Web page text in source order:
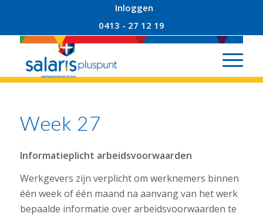
Inloggen
0413 - 27 12 19
Week 27
Informatieplicht arbeidsvoorwaarden
Werkgevers zijn verplicht om werknemers binnen
één week of één maand na aanvang van het werk
bepaalde informatie over arbeidsvoorwaarden te